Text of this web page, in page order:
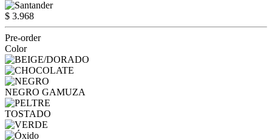
$ 3.968
Pre-order
Color
NEGRO GAMUZA
TOSTADO